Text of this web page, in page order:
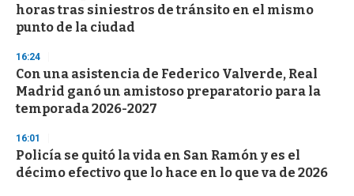
horas tras siniestros de tránsito en el mismo
punto de la ciudad
16:24
Con una asistencia de Federico Valverde, Real
Madrid ganó un amistoso preparatorio para la
temporada 2026-2027
16:01
Policía se quitó la vida en San Ramón y es el
décimo efectivo que lo hace en lo que va de 2026